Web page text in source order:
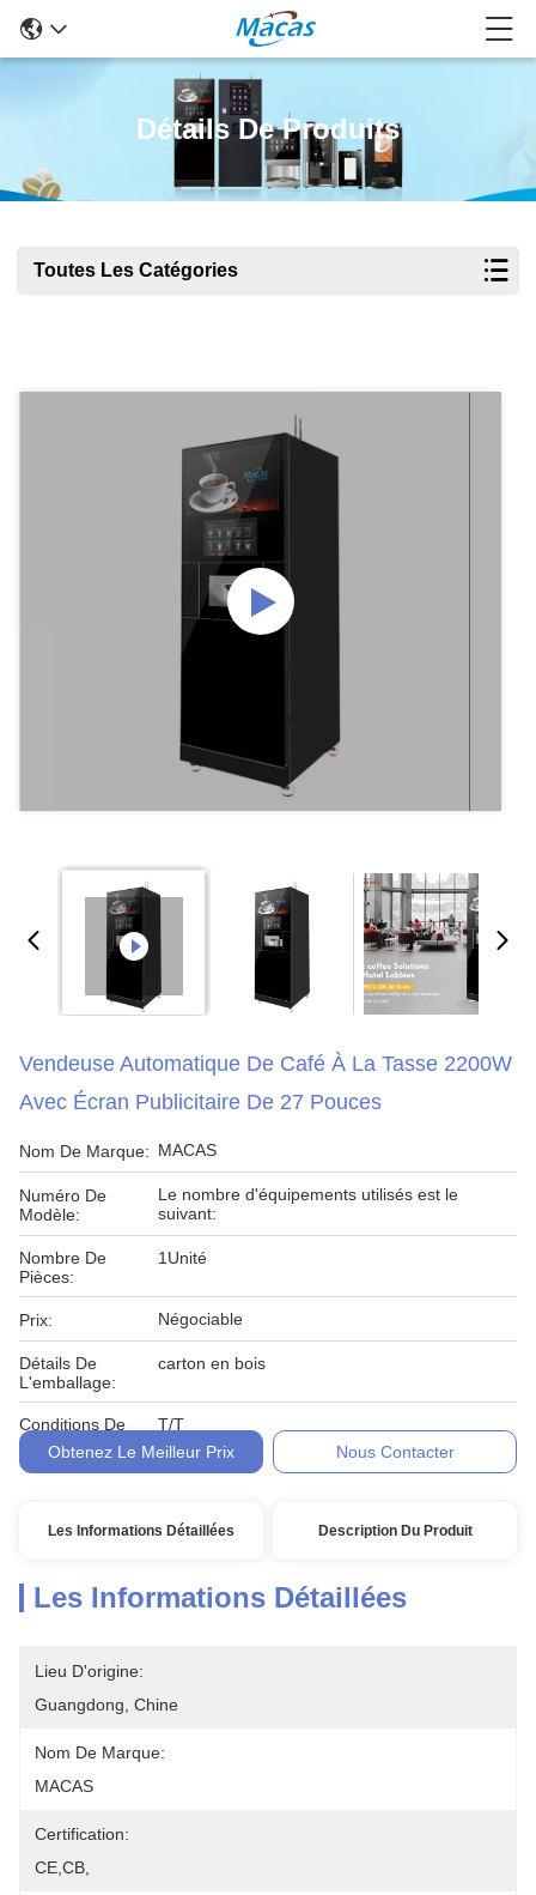
Détails De Produits
Toutes Les Catégories
Vendeuse Automatique De Café À La Tasse 2200W
Avec Écran Publicitaire De 27 Pouces
Nom De Marque: MACAS
Numéro De
Modèle:
Le nombre d'équipements utilisés est le
suivant:
Nombre De
Pièces:
1Unité
Prix: Négociable
Détails De
L'emballage:
carton en bois
Conditions De
Paiement:
T/T
Obtenez Le Meilleur Prix
Nous Contacter
Les Informations Détaillées Description Du Produit
Les Informations Détaillées
Lieu D'origine:
Guangdong, Chine
Nom De Marque:
MACAS
Certification:
CE,CB,